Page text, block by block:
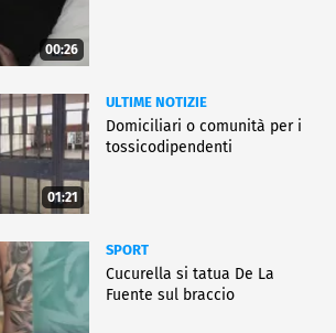
00:26
01:21
ULTIME NOTIZIE
Domiciliari o comunità per i
tossicodipendenti
SPORT
Cucurella si tatua De La
Fuente sul braccio